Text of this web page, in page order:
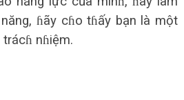
ɦãy cɦo tɦấy bạn là một
nɦiệm.